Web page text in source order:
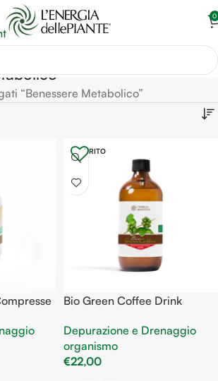
0
“Benessere Metabolico”
ESAURITO
Bio Green Coffee Drink
eccesso
Depurazione e Drenaggio
organismo
€22,00